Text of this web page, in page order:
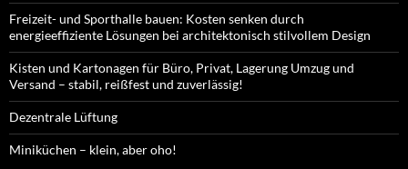
Freizeit- und Sporthalle bauen: Kosten senken durch
energieeffiziente Lösungen bei architektonisch stilvollem Design
Kisten und Kartonagen für Büro, Privat, Lagerung Umzug und
Versand – stabil, reißfest und zuverlässig!
Dezentrale Lüftung
Miniküchen – klein, aber oho!